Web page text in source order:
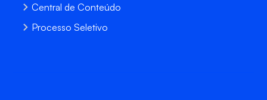
Central de Conteúdo
Processo Seletivo